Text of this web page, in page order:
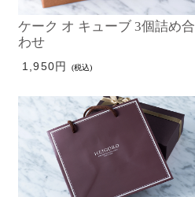
ケーク オ キューブ 3個詰め合
わせ
1,950円 (税込)